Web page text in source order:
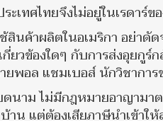
ะเทศไทยจึงไม่อยู่ในเรดา
นค้าผลิตในอเมริกา อย่าดั
ยวข้องใดๆ กับการส่งอุยกูร์
พอล แชมเบอส์ นักวิชากา
นาม ไม่มีกฎหมายอาญามา
แต่ต้องเสียภาษีนำเข้าให้